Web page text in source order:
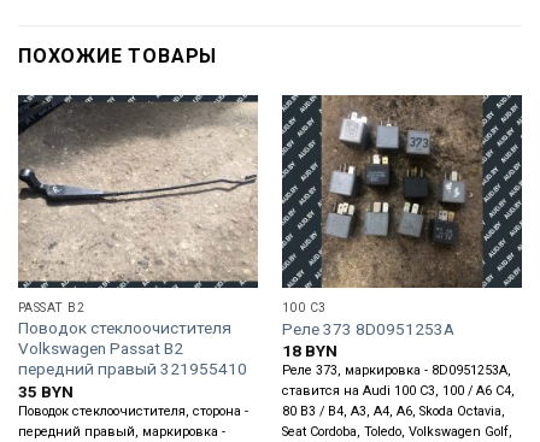
ПОХОЖИЕ ТОВАРЫ
PASSAT B2
Поводок стеклоочистителя
Volkswagen Passat B2
передний правый 321955410
35 BYN
Поводок стеклоочистителя, сторона -
передний правый, маркировка -
100 C3
Реле 373 8D0951253A
18 BYN
Реле 373, маркировка - 8D0951253A,
ставится на Audi 100 C3, 100 / A6 C4,
80 B3 / B4, A3, A4, A6, Skoda Octavia,
Seat Cordoba, Toledo, Volkswagen Golf,